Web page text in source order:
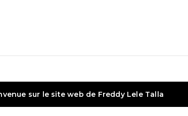
sur le site web de Freddy Lele Talla